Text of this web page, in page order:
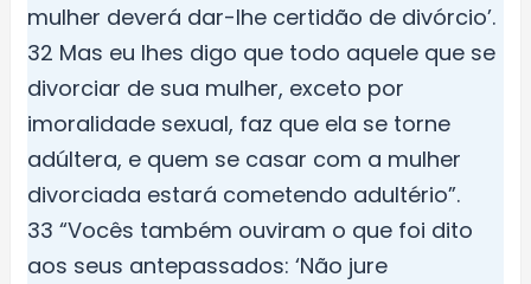
mulher deverá dar-lhe certidão de divórcio’.
32 Mas eu lhes digo que todo aquele que se
divorciar de sua mulher, exceto por
imoralidade sexual, faz que ela se torne
adúltera, e quem se casar com a mulher
divorciada estará cometendo adultério”.
33 “Vocês também ouviram o que foi dito
aos seus antepassados: ‘Não jure